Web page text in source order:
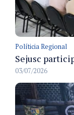
Políticia Regional
03/07/2026